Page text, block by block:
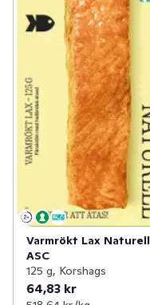
Varmrökt Lax Naturell
ASC
125 g, Korshags
64,83 kr